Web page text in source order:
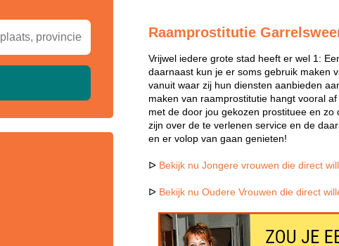
Raamprostitutie
Vrijwel iedere grote stad heeft er wel 1:
daarnaast kun je er soms gebruik maken
vanuit waar zij hun diensten aanbieden
maken van raamprostitutie hangt vooral
met de door jou gekozen prostituee en
zijn over de te verlenen service en de
en er volop van gaan genieten!
ᐅ Bekijk nu Jongere vrouwen die direct
ᐅ Bekijk nu Oudere Vrouwen die direct